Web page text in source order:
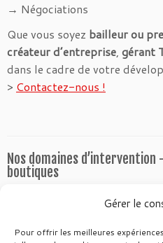
Gérer le
Pour offrir les meilleures
→ Négociations
Que vous soyez bailleur ou
créateur d’entreprise, gérant
dans le cadre de votre
> Contactez-nous !
Nos domaines
boutiques
Cessions de bail, de